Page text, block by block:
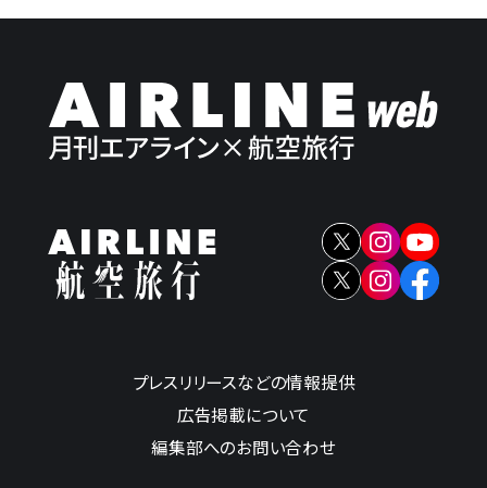
プレスリリースなどの情報提供
広告掲載について
編集部へのお問い合わせ